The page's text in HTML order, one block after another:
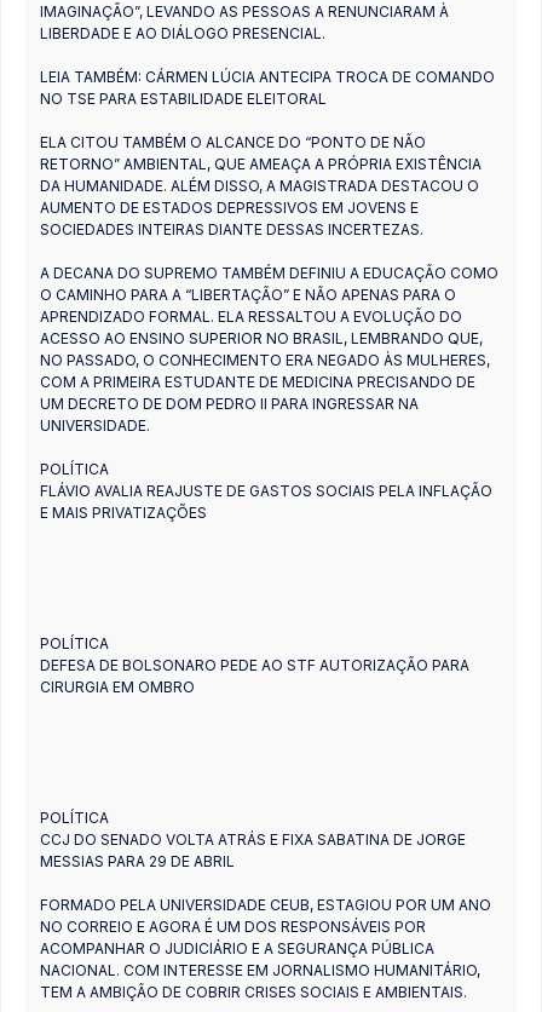
IMAGINAÇÃO”, LEVANDO AS PESSOAS A RENUNCIARAM À
LIBERDADE E AO DIÁLOGO PRESENCIAL.
LEIA TAMBÉM: CÁRMEN LÚCIA ANTECIPA TROCA DE COMANDO
NO TSE PARA ESTABILIDADE ELEITORAL
ELA CITOU TAMBÉM O ALCANCE DO “PONTO DE NÃO
RETORNO” AMBIENTAL, QUE AMEAÇA A PRÓPRIA EXISTÊNCIA
DA HUMANIDADE. ALÉM DISSO, A MAGISTRADA DESTACOU O
AUMENTO DE ESTADOS DEPRESSIVOS EM JOVENS E
SOCIEDADES INTEIRAS DIANTE DESSAS INCERTEZAS.
A DECANA DO SUPREMO TAMBÉM DEFINIU A EDUCAÇÃO COMO
O CAMINHO PARA A “LIBERTAÇÃO” E NÃO APENAS PARA O
APRENDIZADO FORMAL. ELA RESSALTOU A EVOLUÇÃO DO
ACESSO AO ENSINO SUPERIOR NO BRASIL, LEMBRANDO QUE,
NO PASSADO, O CONHECIMENTO ERA NEGADO ÀS MULHERES,
COM A PRIMEIRA ESTUDANTE DE MEDICINA PRECISANDO DE
UM DECRETO DE DOM PEDRO II PARA INGRESSAR NA
UNIVERSIDADE.
POLÍTICA
FLÁVIO AVALIA REAJUSTE DE GASTOS SOCIAIS PELA INFLAÇÃO
E MAIS PRIVATIZAÇÕES
POLÍTICA
DEFESA DE BOLSONARO PEDE AO STF AUTORIZAÇÃO PARA
CIRURGIA EM OMBRO
POLÍTICA
CCJ DO SENADO VOLTA ATRÁS E FIXA SABATINA DE JORGE
MESSIAS PARA 29 DE ABRIL
FORMADO PELA UNIVERSIDADE CEUB, ESTAGIOU POR UM ANO
NO CORREIO E AGORA É UM DOS RESPONSÁVEIS POR
ACOMPANHAR O JUDICIÁRIO E A SEGURANÇA PÚBLICA
NACIONAL. COM INTERESSE EM JORNALISMO HUMANITÁRIO,
TEM A AMBIÇÃO DE COBRIR CRISES SOCIAIS E AMBIENTAIS.